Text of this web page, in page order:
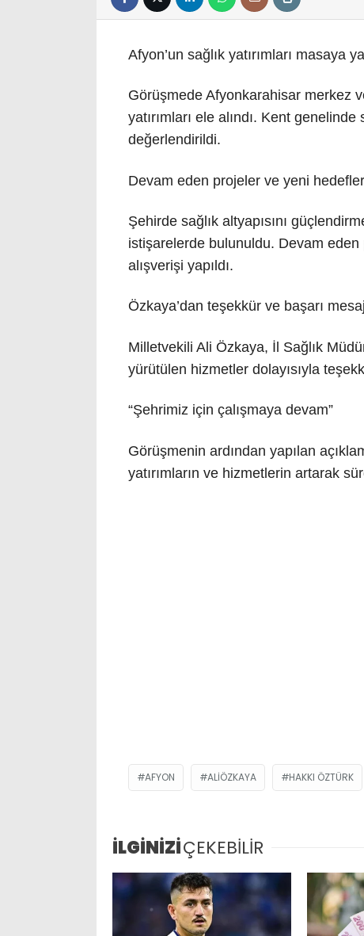
Afyon’un sağlık yatırımları masaya
Görüşmede Afyonkarahisar merkez
yatırımları ele alındı. Kent
değerlendirildi.
Devam eden projeler ve yeni
Şehirde sağlık altyapısını
istişarelerde bulunuldu. Devam
alışverişi yapıldı.
Özkaya’dan teşekkür ve başarı
Milletvekili Ali Özkaya, İl Sağlık
yürütülen hizmetler dolayısıyla
“Şehrimiz için çalışmaya devam”
Görüşmenin ardından yapılan
yatırımların ve hizmetlerin artarak
AFYON ALIÖZKAYA HAKKI ÖZTÜRK
İLGİNİZİÇEKEBİLİR